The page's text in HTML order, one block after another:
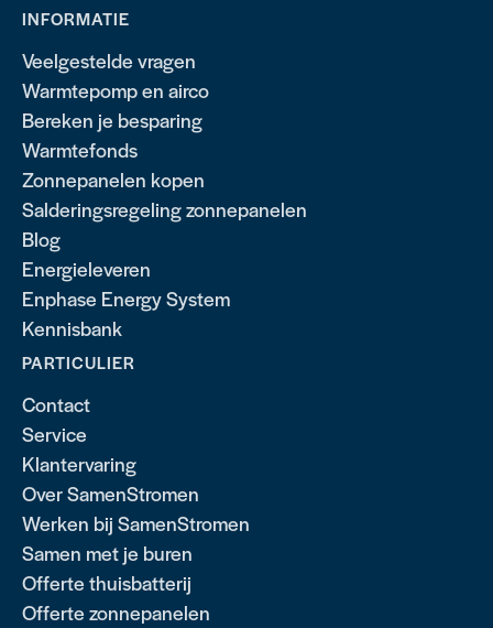
INFORMATIE
Veelgestelde vragen
Warmtepomp en airco
Bereken je besparing
Warmtefonds
Zonnepanelen kopen
Salderingsregeling zonnepanelen
Blog
Energieleveren
Enphase Energy System
Kennisbank
PARTICULIER
Contact
Service
Klantervaring
Over SamenStromen
Werken bij SamenStromen
Samen met je buren
Offerte thuisbatterij
Offerte zonnepanelen